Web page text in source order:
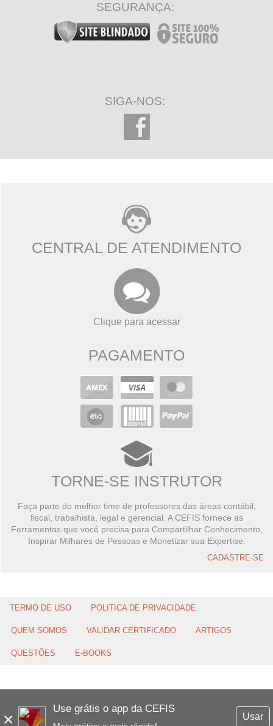
×
Use grátis o app da CEFIS
Usar
SEGURANÇA:
SIGA-NOS:
CENTRAL DE ATENDIMENTO
Clique para acessar
PAGAMENTO
TORNE-SE INSTRUTOR
Faça parte do melhor time de professores das áreas contábil,
fiscal, trabalhista, legal e gerencial. A CEFIS fornece as
Ferramentas que você precisa para Compartilhar Conhecimento,
Inspirar Milhares de Pessoas e Monetizar sua Expertise.
CADASTRE-SE
TERMO DE USO POLITICA DE PRIVACIDADE
QUEM SOMOS VALIDAR CERTIFICADO ARTIGOS
QUESTÕES E-BOOKS